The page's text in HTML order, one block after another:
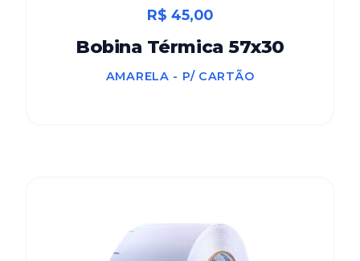
R$ 45,00
Bobina Térmica 57x30
AMARELA - P/ CARTÃO